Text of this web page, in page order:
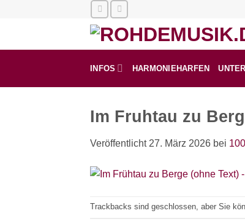
INFOS HARMONIEHARFEN
Im Fruhtau zu
Veröffentlicht 27. März 2026 bei
Trackbacks sind geschlossen, aber Sie